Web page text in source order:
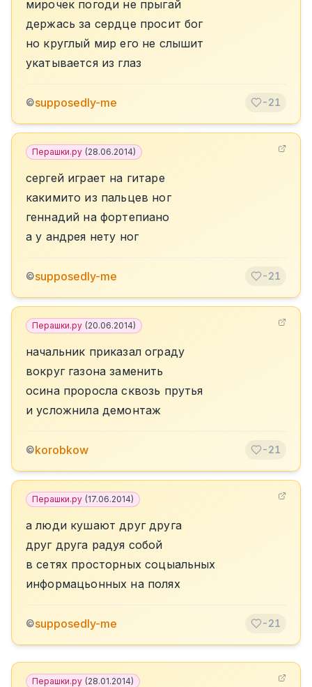
мирочек погоди не прыгай
держась за сердце просит бог
но круглый мир его не слышит
укатывается из глаз
©supposedly-me -21
Перашки.ру (28.06.2014)
сергей играет на гитаре
какимито из пальцев ног
геннадий на фортепиано
а у андрея нету ног
©supposedly-me -21
Перашки.ру (20.06.2014)
начальник приказал ограду
вокруг газона заменить
осина проросла сквозь прутья
и усложнила демонтаж
©korobkow -21
Перашки.ру (17.06.2014)
а люди кушают друг друга
друг друга радуя собой
в сетях просторных соцыальных
информацьонных на полях
©supposedly-me -21
Перашки.ру (28.01.2014)